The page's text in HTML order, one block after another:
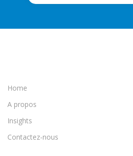
Home
A propos
Insights
Contactez-nous